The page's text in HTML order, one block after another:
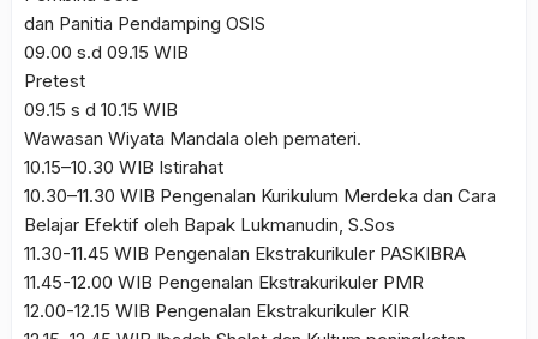
dan Panitia Pendamping OSIS
09.00 s.d 09.15 WIB
Pretest
09.15 s d 10.15 WIB
Wawasan Wiyata Mandala oleh pemateri.
10.15–10.30 WIB Istirahat
10.30–11.30 WIB Pengenalan Kurikulum Merdeka dan Cara
Belajar Efektif oleh Bapak Lukmanudin, S.Sos
11.30-11.45 WIB Pengenalan Ekstrakurikuler PASKIBRA
11.45-12.00 WIB Pengenalan Ekstrakurikuler PMR
12.00-12.15 WIB Pengenalan Ekstrakurikuler KIR